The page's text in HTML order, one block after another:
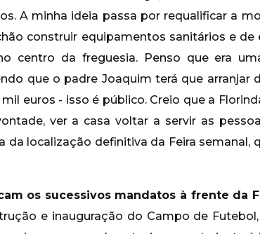
A minha ideia passa por requalificar a
construir equipamentos sanitários e
centro da freguesia. Penso que era
que o padre Joaquim terá que arranjar
euros - isso é público. Creio que a
ver a casa voltar a servir as
da localização definitiva da Feira semanal,
os sucessivos mandatos à frente da
e inauguração do Campo de